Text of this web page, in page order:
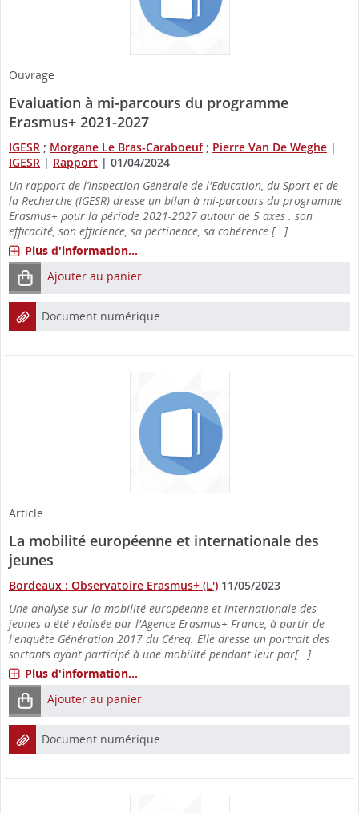
Ouvrage
Evaluation à mi-parcours du programme
Erasmus+ 2021-2027
IGESR ; Morgane Le Bras-Caraboeuf; Pierre Van De Weghe |
IGESR | Rapport | 01/04/2024
Un rapport de l’Inspection Générale de l'Education, du Sport et de
la Recherche (IGESR) dresse un bilan à mi-parcours du programme
Erasmus+ pour la période 2021-2027 autour de 5 axes : son
efficacité, son efficience, sa pertinence, sa cohérence [...]
Plus d'information...
Ajouter au panier
Document numérique
Article
La mobilité européenne et internationale des
jeunes
Bordeaux : Observatoire Erasmus+ (L') 11/05/2023
Une analyse sur la mobilité européenne et internationale des
jeunes a été réalisée par l'Agence Erasmus+ France, à partir de
l'enquête Génération 2017 du Céreq. Elle dresse un portrait des
sortants ayant participé à une mobilité pendant leur par[...]
Plus d'information...
Ajouter au panier
Document numérique